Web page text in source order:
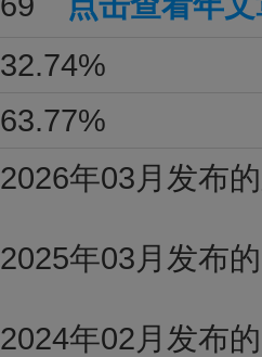
32.74%
63.77%
2026年03月发布
2025年03月发布
2024年02月发布